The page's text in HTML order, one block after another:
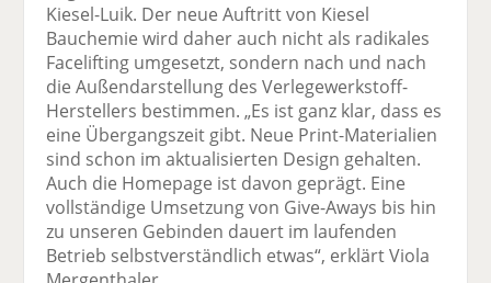
Kiesel-Luik. Der neue Auftritt von Kiesel
Bauchemie wird daher auch nicht als radikales
Facelifting umgesetzt, sondern nach und nach
die Außendarstellung des Verlegewerkstoff-
Herstellers bestimmen. „Es ist ganz klar, dass es
eine Übergangszeit gibt. Neue Print-Materialien
sind schon im aktualisierten Design gehalten.
Auch die Homepage ist davon geprägt. Eine
vollständige Umsetzung von Give-Aways bis hin
zu unseren Gebinden dauert im laufenden
Betrieb selbstverständlich etwas“, erklärt Viola